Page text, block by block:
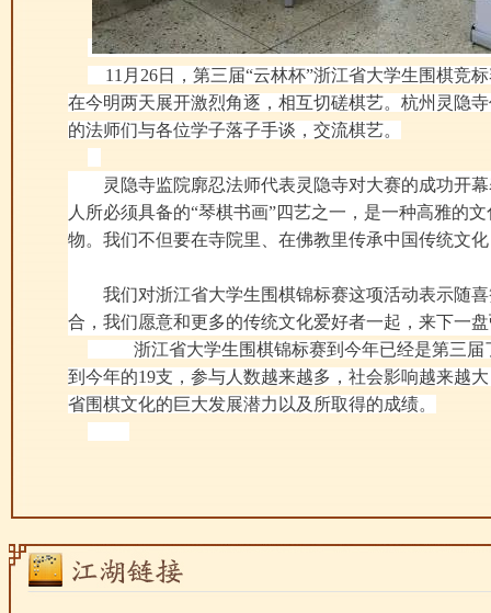
11月26日，第三届“云林杯”浙江省大学生围棋竞
在今明两天展开激烈角逐，相互切磋棋艺。杭州灵隐
的法师们与各位学子落子手谈，交流棋艺。
灵隐寺监院廓忍法师代表灵隐寺对大赛的成功开
人所必须具备的“琴棋书画”四艺之一，是一种高雅的
物。我们不但要在寺院里、在佛教里传承中国传统文
我们对浙江省大学生围棋锦标赛这项活动表示随
合，我们愿意和更多的传统文化爱好者一起，来下一
浙江省大学生围棋锦标赛到今年已经是第三
到今年的19支，参与人数越来越多，社会影响越来越
省围棋文化的巨大发展潜力以及所取得的成绩。